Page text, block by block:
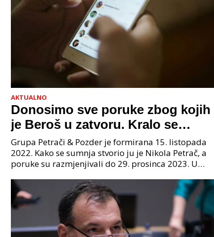
AKTUALNO
Donosimo sve poruke zbog kojih
je Beroš u zatvoru. Kralo se
godinama. Tko će iz vlade biti
sljedeći uhićen?
Grupa Petrači & Pozder je formirana 15. listopada
2022. Kako se sumnja stvorio ju je Nikola Petrač, a
poruke su razmjenjivali do 29. prosinca 2023. U